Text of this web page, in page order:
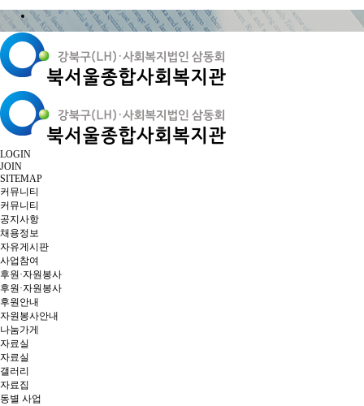
LOGIN
JOIN
SITEMAP
커뮤니티
커뮤니티
공지사항
채용정보
자유게시판
사업참여
후원·자원봉사
후원·자원봉사
후원안내
자원봉사안내
나눔가게
자료실
자료실
갤러리
자료집
동별 사업